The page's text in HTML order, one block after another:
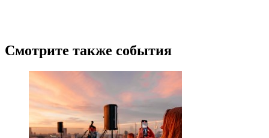
Смотрите также события